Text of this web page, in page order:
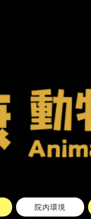
院內環境